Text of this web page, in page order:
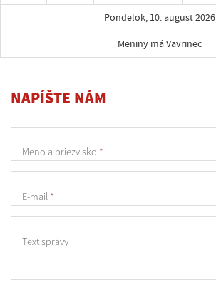
Pondelok, 10. august 2026
Meniny má Vavrinec
NAPÍŠTE NÁM
Meno a priezvisko *
E-mail *
Text správy